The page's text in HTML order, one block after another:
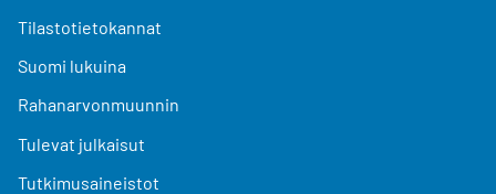
Tilastotietokannat
Suomi lukuina
Rahanarvonmuunnin
Tulevat julkaisut
Tutkimusaineistot